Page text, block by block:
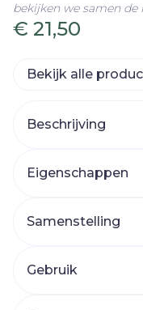
€ 21,50
bekijken we samen de
Bekijk alle
Beschrijving
Eigenschappen
Samenstelling
Gebruik